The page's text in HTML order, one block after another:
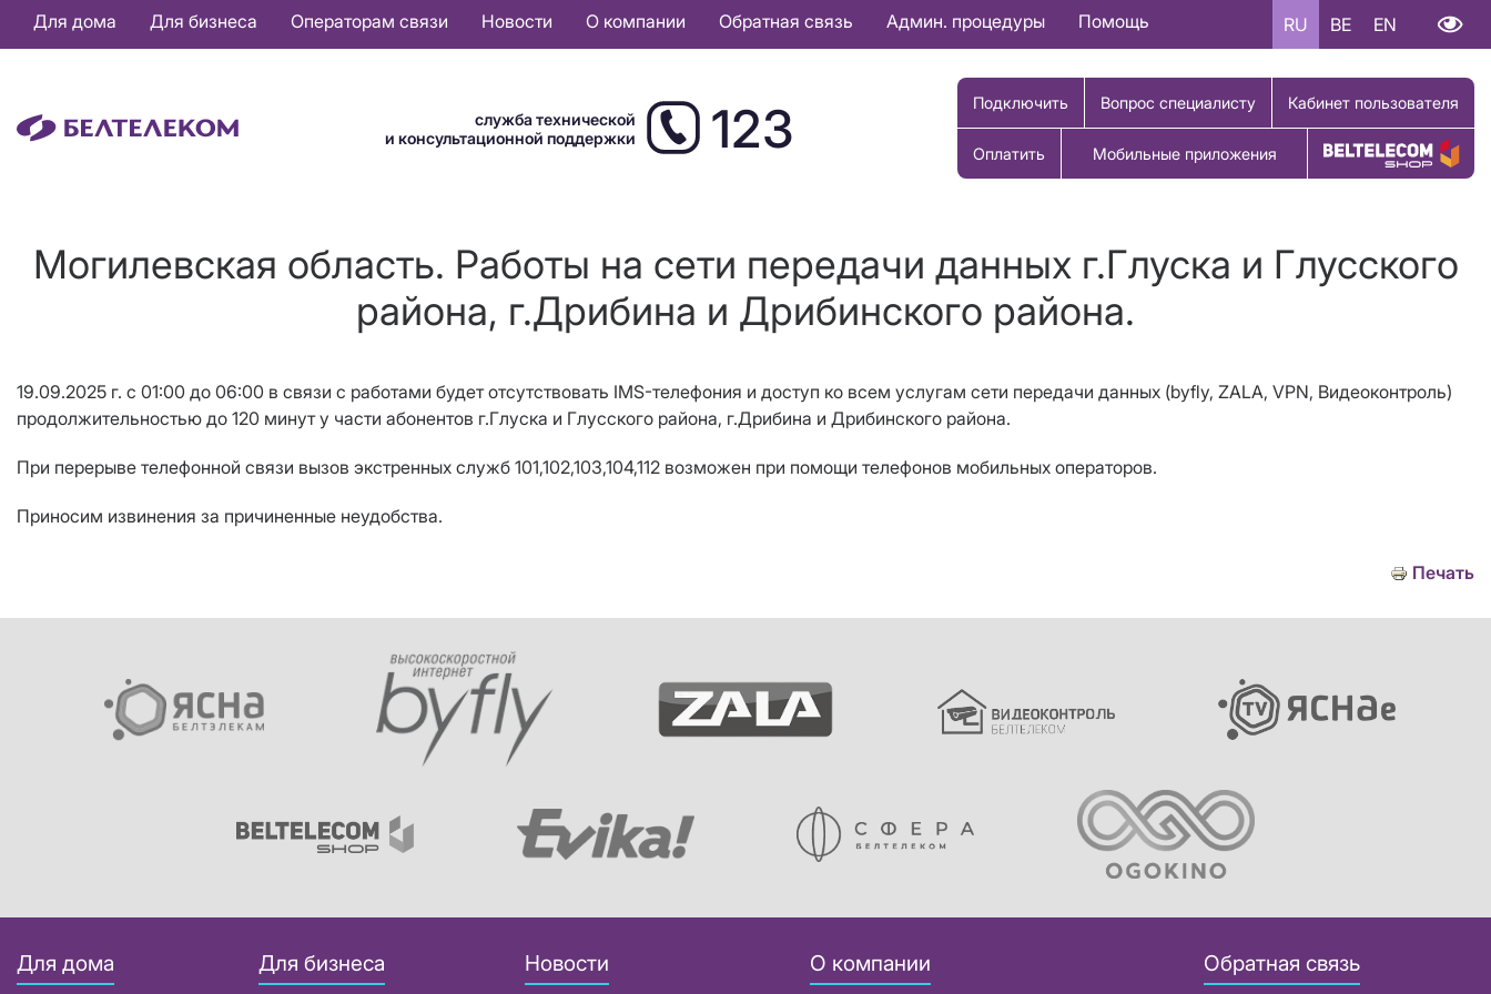
Основная
навигация
Для дома Для бизнеса Операторам связи Новости О компании Обратная связь Админ. процедуры Помощь RU BE EN
служба технической
и консультационной поддержки
123 Подключить Вопрос специалисту Кабинет пользователя
Оплатить Мобильные приложения Купить товар
Могилевская область. Работы на сети передачи данных г.Глуска и Глусского
района, г.Дрибина и Дрибинского района.
19.09.2025 г. с 01:00 до 06:00 в связи с работами будет отсутствовать IMS-телефония и доступ ко всем услугам сети передачи данных (byfly, ZALA, VPN, Видеоконтроль)
продолжительностью до 120 минут у части абонентов г.Глуска и Глусского района, г.Дрибина и Дрибинского района.
При перерыве телефонной связи вызов экстренных служб 101,102,103,104,112 возможен при помощи телефонов мобильных операторов.
Приносим извинения за причиненные неудобства.
Печать
Для дома Для бизнеса Новости О компании Обратная связь